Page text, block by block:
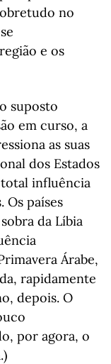
no
e os
suposto
em curso, a
as suas
dos Estados
influência
países
da Líbia
Árabe,
rapidamente
depois. O
por agora, o